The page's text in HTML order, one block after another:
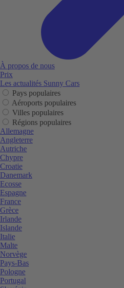
À propos de nous
Prix
Les actualités Sunny Cars
Pays populaires
Aéroports populaires
Villes populaires
Régions populaires
Allemagne
Angleterre
Autriche
Chypre
Croatie
Danemark
Ecosse
Espagne
France
Grèce
Irlande
Islande
Italie
Malte
Norvège
Pays-Bas
Pologne
Portugal